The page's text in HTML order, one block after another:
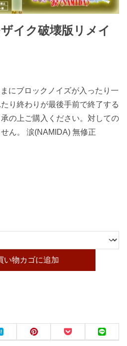
ザイク破壊版リメイ
にブロックノイズが入ったり一
り終わりが最後手前で終了する
の上ご購入ください。対しての
ん。 涙(NAMIDA) 無修正
い物カゴに追加